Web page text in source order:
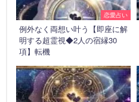
恋愛占い
例外なく両想い叶う【即座に解
明する超霊視◆2人の宿縁30
項】転機